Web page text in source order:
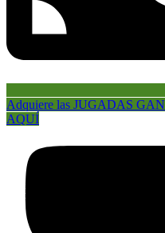
Adquiere las JUGADAS
AQUÍ